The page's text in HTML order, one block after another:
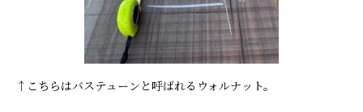
↑こちらはバステューンと呼ばれるウォルナット。